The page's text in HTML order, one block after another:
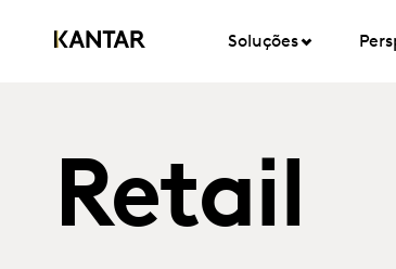
Soluções
Retail